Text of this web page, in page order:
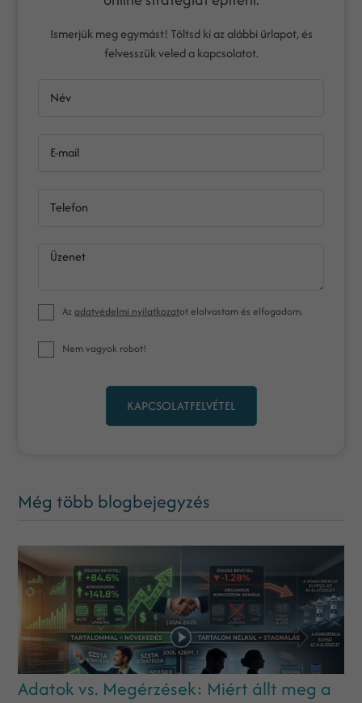
Ismerjük meg egymást! Töltsd ki az alábbi űrlapot, és
felvesszük veled a kapcsolatot.
Név
E-mail
Telefon
Üzenet
Azadatvédelmi nyilatkozatot elolvastam és elfogadom.
Nem vagyok robot!
KAPCSOLATFELVÉTEL
Még több blogbejegyzés
Adatok vs. Megérzések: Miért állt meg a